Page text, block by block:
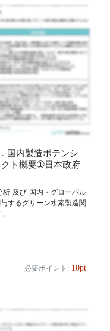
国内製造ポテンシ
クト概要➀日本政府
析 及び 国内・グローバル
するグリーン水素製造関
必要ポイント: 10pt